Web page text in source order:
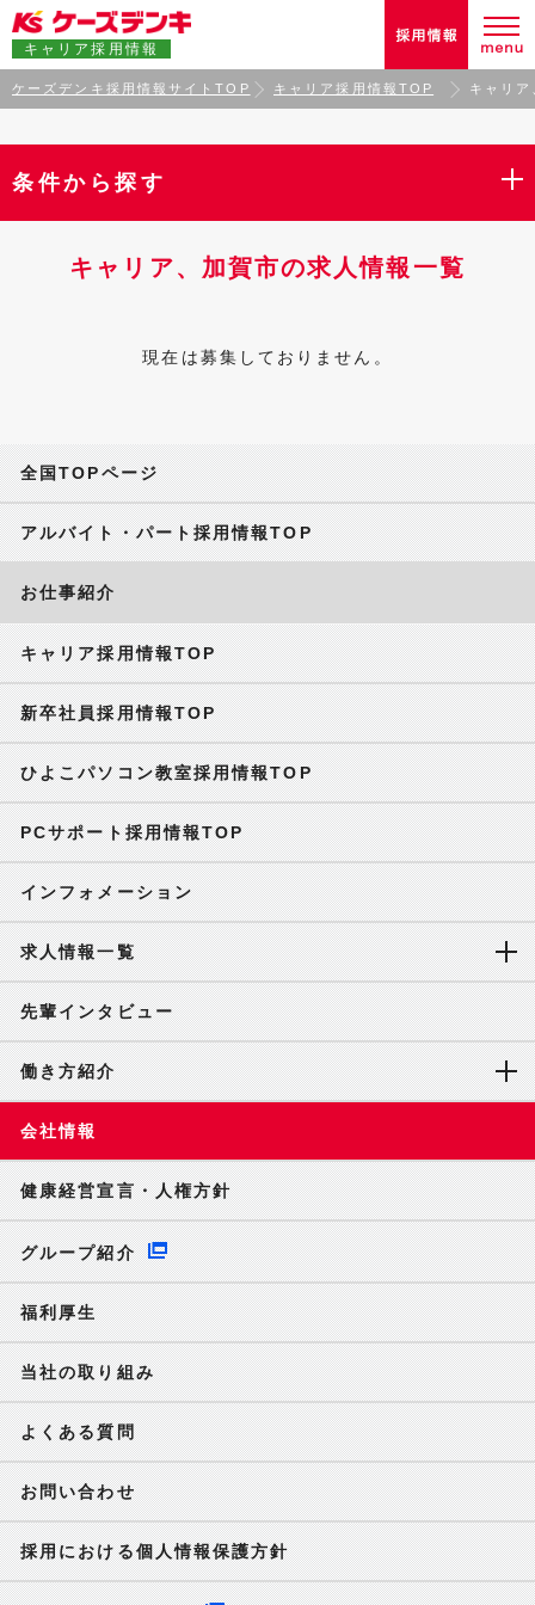
キャリア採用情報
ケーズデンキ採用情報サイトTOP キャリア採用情報TOP キャリ
条件から探す
キャリア、加賀市の求人情報一覧
現在は募集しておりません。
全国TOPページ
アルバイト・パート採用情報TOP
お仕事紹介
キャリア採用情報TOP
新卒社員採用情報TOP
ひよこパソコン教室採用情報TOP
PCサポート採用情報TOP
インフォメーション
求人情報一覧
先輩インタビュー
働き方紹介
会社情報
健康経営宣言・人権方針
グループ紹介
福利厚生
当社の取り組み
よくある質問
お問い合わせ
採用における個人情報保護方針